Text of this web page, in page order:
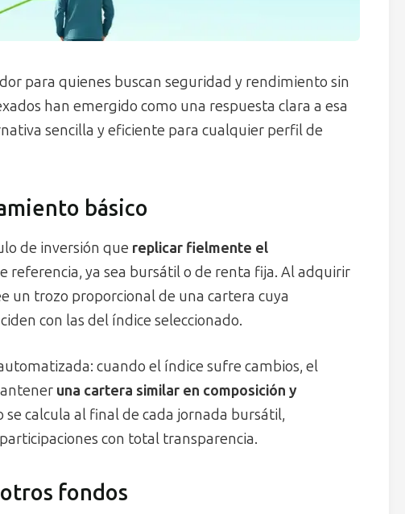
para quienes buscan seguridad y rendimiento sin
han emergido como una respuesta clara a esa
sencilla y eficiente para cualquier perfil de
básico
de inversión que replicar fielmente el
referencia, ya sea bursátil o de renta fija. Al adquirir
un trozo proporcional de una cartera cuya
con las del índice seleccionado.
cuando el índice sufre cambios, el
una cartera similar en composición y
se calcula al final de cada jornada bursátil,
con total transparencia.
fondos